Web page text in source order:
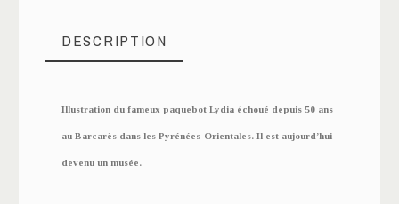
DESCRIPTION
Illustration du fameux paquebot Lydia échoué depuis 50 ans
au Barcarès dans les Pyrénées-Orientales. Il est aujourd’hui
devenu un musée.